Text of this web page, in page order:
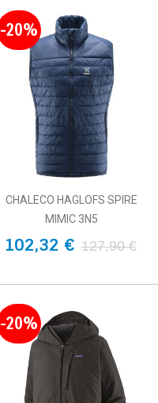
-20%
CHALECO HAGLOFS SPIRE
MIMIC 3N5
102,32 € 127,90 €
-20%